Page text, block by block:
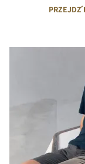
PRZEJDŹ